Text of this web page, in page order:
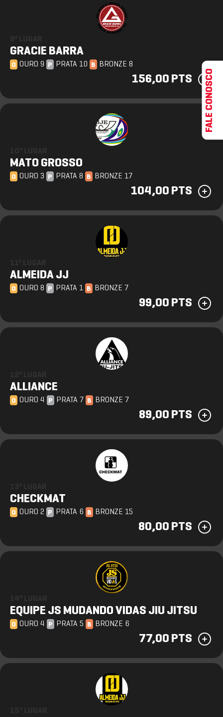
GRACIE BARRA
O OURO 9 P PRATA 10 B BRONZE 8
156,00 PTS
MATO GROSSO
O OURO 3 P PRATA 8 B BRONZE 17
104,00 PTS
ALMEIDA JJ
O OURO 8 P PRATA 1 B BRONZE 7
99,00 PTS
ALLIANCE
O OURO 4 P PRATA 7 B BRONZE 7
89,00 PTS
CHECKMAT
O OURO 2 P PRATA 6 B BRONZE 15
80,00 PTS
EQUIPE JS MUDANDO VIDAS JIU JITSU
O OURO 4 P PRATA 5 B BRONZE 6
77,00 PTS
FALE CONOSCO